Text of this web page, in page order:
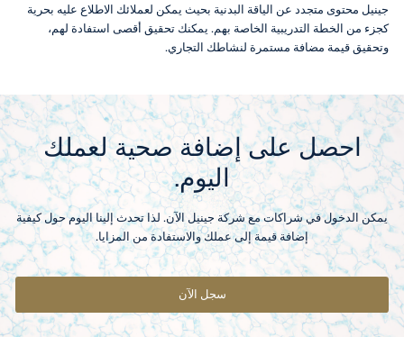
جينيل محتوى متجدد عن الياقة البدنية بحيث يمكن لعملائك الاطلاع عليه بحرية
كجزء من الخطة التدريبية الخاصة بهم. يمكنك تحقيق أقصى استفادة لهم،
وتحقيق قيمة مضافة مستمرة لنشاطك التجاري.
احصل على إضافة صحية لعملك
اليوم.
يمكن الدخول في شراكات مع شركة جينيل الآن. لذا تحدث إلينا اليوم حول كيفية
إضافة قيمة إلى عملك والاستفادة من المزايا.
سجل الآن